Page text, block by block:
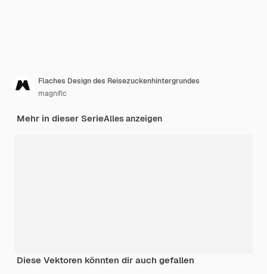
Flaches Design des Reisezuckenhintergrundes
magnific
Mehr in dieser SerieAlles anzeigen
Diese Vektoren könnten dir auch gefallen